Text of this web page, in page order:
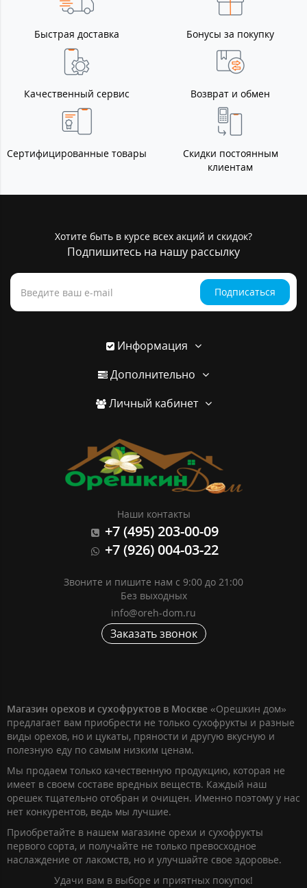
Быстрая доставка Бонусы за покупку
Качественный сервис Возврат и обмен
Сертифицированные товары
Скидки постоянным
клиентам
Хотите быть в курсе всех акций и скидок?
Подпишитесь на нашу рассылку
Подписаться
Информация
Дополнительно
Личный кабинет
Наши контакты
+7 (495) 203-00-09
+7 (926) 004-03-22
Звоните и пишите нам с 9:00 до 21:00
Без выходных
info@oreh-dom.ru
Заказать звонок
Магазин орехов и сухофруктов в Москве «Орешкин дом»
предлагает вам приобрести не только сухофрукты и разные
виды орехов, но и цукаты, пряности и другую вкусную и
полезную еду по самым низким ценам.
Мы продаем только качественную продукцию, которая не
имеет в своем составе вредных веществ. Каждый наш
орешек тщательно отобран и очищен. Именно поэтому у нас
нет конкурентов, ведь мы лучшие.
Приобретайте в нашем магазине орехи и сухофрукты
первого сорта, и получайте не только превосходное
наслаждение от лакомств, но и улучшайте свое здоровье.
Удачи вам в выборе и приятных покупок!